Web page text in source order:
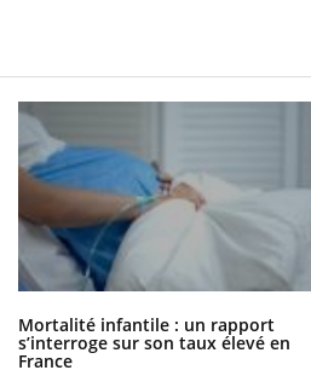
Mortalité infantile : un rapport
s’interroge sur son taux élevé en
France